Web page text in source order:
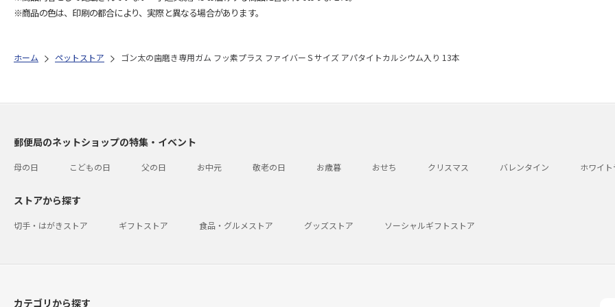
※商品の色は、印刷の都合により、実際と異なる場合があります。
ホーム ペットストア ゴン太の歯磨き専用ガム フッ素プラス ファイバーＳサイズ アパタイトカルシウム入り 13本
郵便局のネットショップの特集・イベント
母の日 こどもの日 父の日 お中元 敬老の日 お歳暮 おせち クリスマス バレンタイン ホワイ
ストアから探す
切手・はがきストア ギフトストア 食品・グルメストア グッズストア ソーシャルギフトストア
カテゴリから探す